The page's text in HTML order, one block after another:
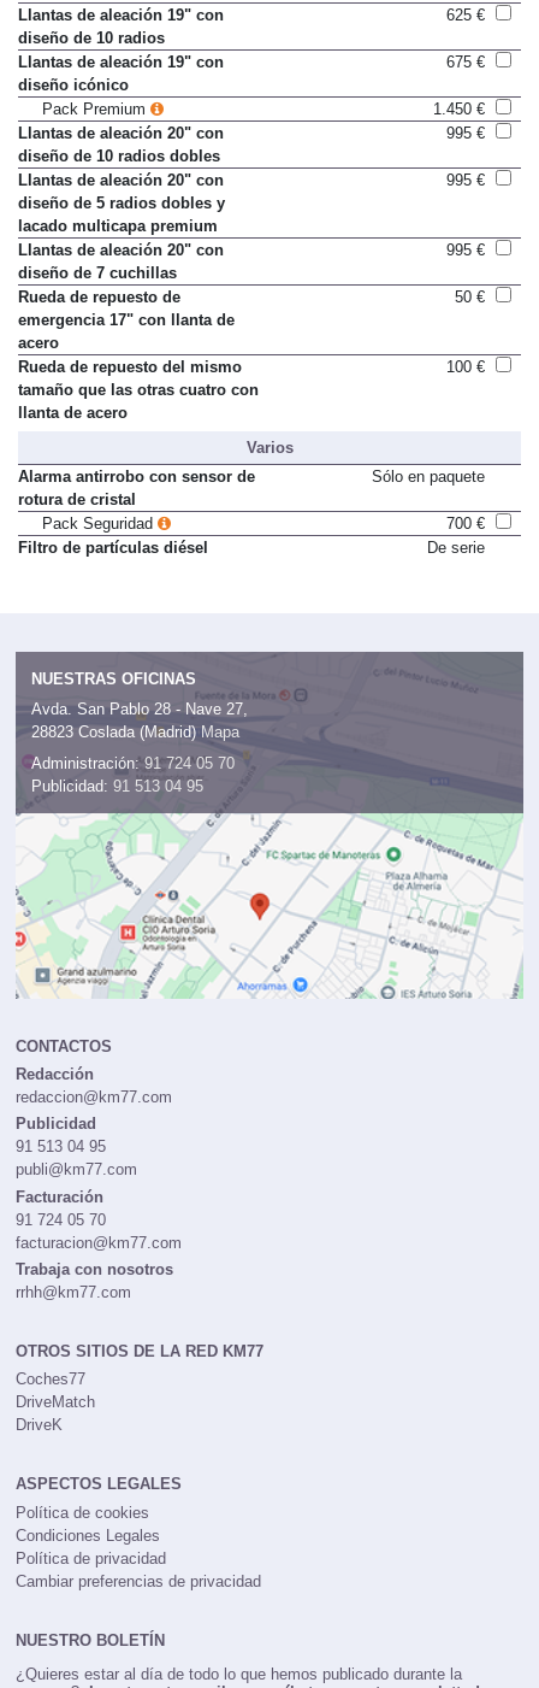
dobles
Llantas de aleación 19" con
diseño de 10 radios
Llantas de aleación 19" con
diseño icónico
Pack Premium
1.450 €
Llantas de aleación 20" con
diseño de 10 radios dobles
Llantas de aleación 20" con
diseño de 5 radios dobles y
lacado multicapa premium
Llantas de aleación 20" con
diseño de 7 cuchillas
Rueda de repuesto de
emergencia 17" con llanta de
acero
Rueda de repuesto del mismo
tamaño que las otras cuatro con
Varios
Alarma antirrobo con sensor de
rotura de cristal
Pack Seguridad
700 €
NUESTRAS OFICINAS
Avda. San Pablo 28 - Nave 27,
28823 Coslada (Madrid)
Mapa
Administración:91 724 05 70
Publicidad:
CONTACTOS
Redacción
redaccion@km77.com
Publicidad
91 513 04 95
publi@km77.com
Facturación
91 724 05 70
facturacion@km77.com
Trabaja con nosotros
OTROS SITIOS DE LA RED KM77
Coches77
DriveMatch
ASPECTOS LEGALES
Política de cookies
Condiciones Legales
Política de privacidad